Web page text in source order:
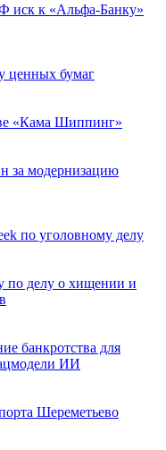
иск к «Альфа-Банку»
ценных бумаг
«Кама Шиппинг»
за модернизацию
по уголовному делу
по делу о хищении и
банкротства для
ИИ
Шереметьево